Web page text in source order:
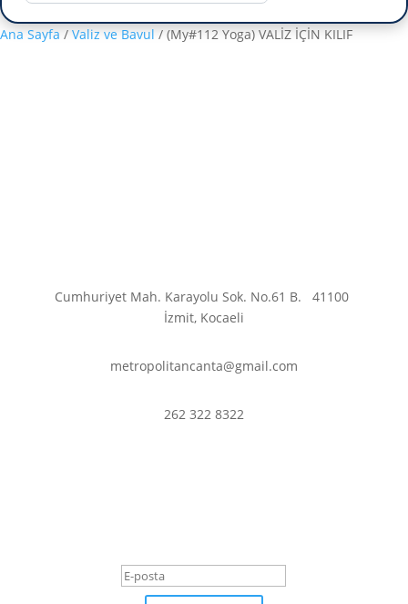
Ana Sayfa / Valiz ve Bavul / (My#112 Yoga) VALİZ İÇİN KILIF
Cumhuriyet Mah. Karayolu Sok. No.61 B.41100
İzmit, Kocaeli
metropolitancanta@gmail.com
262 322 8322